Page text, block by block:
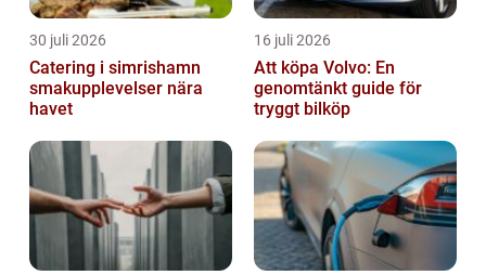
30 juli 2026
Catering i simrishamn
smakupplevelser nära
havet
16 juli 2026
Att köpa Volvo: En
genomtänkt guide för
tryggt bilköp